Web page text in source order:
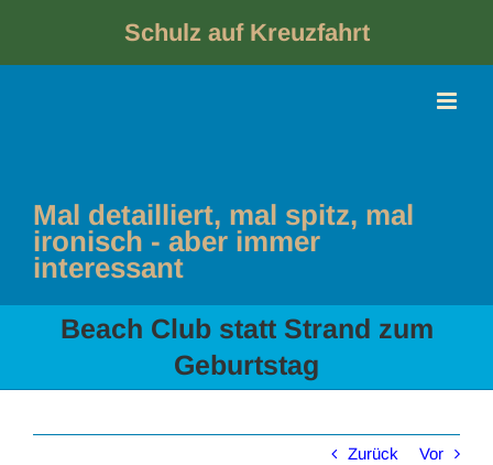
Schulz auf Kreuzfahrt
Mal detailliert, mal spitz, mal
ironisch - aber immer
interessant
Beach Club statt Strand zum
Geburtstag
Zurück Vor